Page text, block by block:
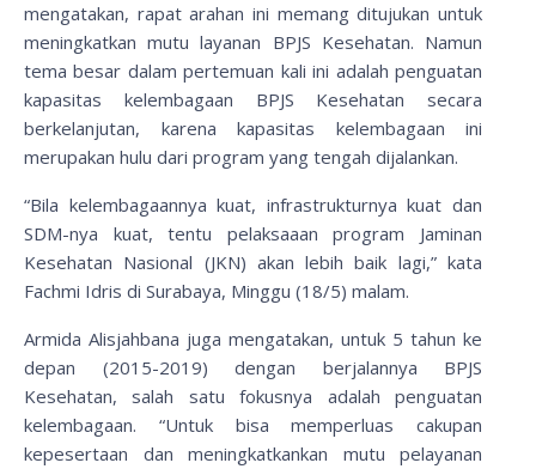
mengatakan, rapat arahan ini memang ditujukan untuk
meningkatkan mutu layanan BPJS Kesehatan. Namun
tema besar dalam pertemuan kali ini adalah penguatan
kapasitas kelembagaan BPJS Kesehatan secara
berkelanjutan, karena kapasitas kelembagaan ini
merupakan hulu dari program yang tengah dijalankan.
“Bila kelembagaannya kuat, infrastrukturnya kuat dan
SDM-nya kuat, tentu pelaksaaan program Jaminan
Kesehatan Nasional (JKN) akan lebih baik lagi,” kata
Fachmi Idris di Surabaya, Minggu (18/5) malam.
Armida Alisjahbana juga mengatakan, untuk 5 tahun ke
depan (2015-2019) dengan berjalannya BPJS
Kesehatan, salah satu fokusnya adalah penguatan
kelembagaan. “Untuk bisa memperluas cakupan
kepesertaan dan meningkatkankan mutu pelayanan